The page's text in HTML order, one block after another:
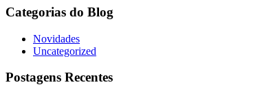
Categorias do Blog
Novidades
Uncategorized
Postagens Recentes